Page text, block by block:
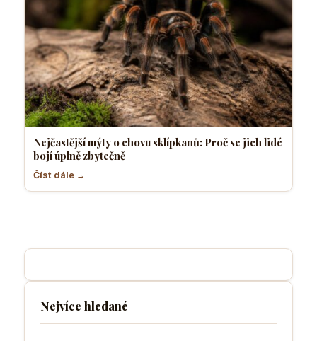
Nejčastější mýty o chovu sklípkanů: Proč se jich lidé
bojí úplně zbytečně
Číst dále →
Nejvíce hledané